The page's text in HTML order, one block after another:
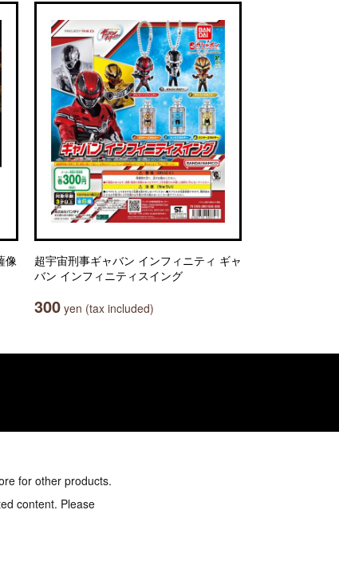
像
超宇宙刑事ギャバン インフィニティ ギャ
バン インフィニティスイング
300 yen (tax included)
for other products.
content. Please